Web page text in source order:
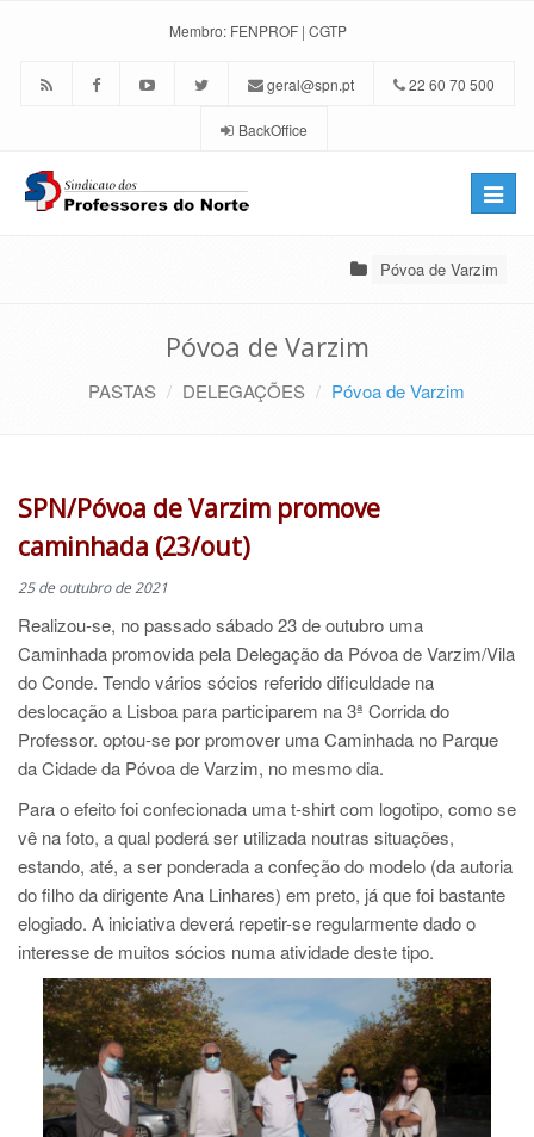
Membro: FENPROF | CGTP
geral@spn.pt 22 60 70 500
BackOffice
Toggle
Póvoa de Varzim
Póvoa de Varzim
PASTAS DELEGAÇÕES Póvoa de Varzim
SPN/Póvoa de Varzim promove
caminhada (23/out)
25 de outubro de 2021
Realizou-se, no passado sábado 23 de outubro uma
Caminhada promovida pela Delegação da Póvoa de Varzim/Vila
do Conde. Tendo vários sócios referido dificuldade na
deslocação a Lisboa para participarem na 3ª Corrida do
Professor. optou-se por promover uma Caminhada no Parque
da Cidade da Póvoa de Varzim, no mesmo dia.
Para o efeito foi confecionada uma t-shirt com logotipo, como se
vê na foto, a qual poderá ser utilizada noutras situações,
estando, até, a ser ponderada a confeção do modelo (da autoria
do filho da dirigente Ana Linhares) em preto, já que foi bastante
elogiado. A iniciativa deverá repetir-se regularmente dado o
interesse de muitos sócios numa atividade deste tipo.